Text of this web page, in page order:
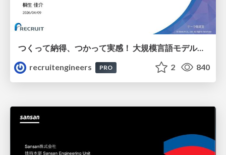
つくって納得、つかって実感！ 大規模言語モデルことはじめ ver2.0
recruitengineers
PRO 2 840